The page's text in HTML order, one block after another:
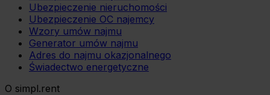
Ubezpieczenie nieruchomości
Ubezpieczenie OC najemcy
Wzory umów najmu
Generator umów najmu
Adres do najmu okazjonalnego
Świadectwo energetyczne
O simpl.rent